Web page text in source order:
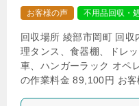
お客様の声
不用品回収・
回収場所 綾部市岡町 回
理タンス、食器棚、ドレ
車、ハンガーラック オペ
の作業料金 89,100円 お